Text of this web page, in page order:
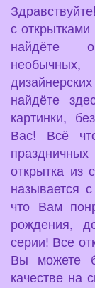
с
найдёте
найдёте
картинки,
Вас! Всё
открытка из
называется
что Вам
рождения,
серии! Все
Вы можете
качестве на